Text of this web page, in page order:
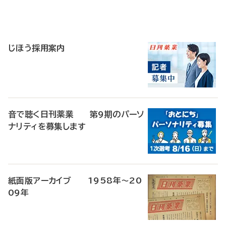
じほう採用案内
音で聴く日刊薬業 第9期のパーソ
ナリティを募集します
紙面版アーカイブ 1958年～20
09年